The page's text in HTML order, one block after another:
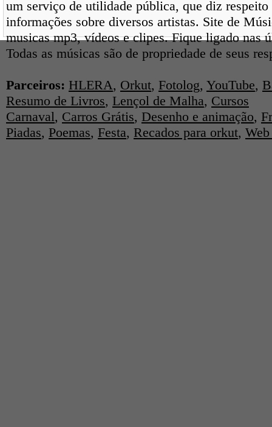
um serviço de utilidade pública, que diz
informações sobre diversos artistas. Site de
musicas mp3, vídeos e clipes. Fique ligado nas
Todas as músicas são de propriedade de seus
Parceiros: HLERA, Orkut, Fotolog, YouTube,
Resumo de Livros, Lençol de Malha, Cursos
Carnaval, Carros Grátis, Desenho e animação,
Piadas, Poemas, Festa, Recados para orkut,